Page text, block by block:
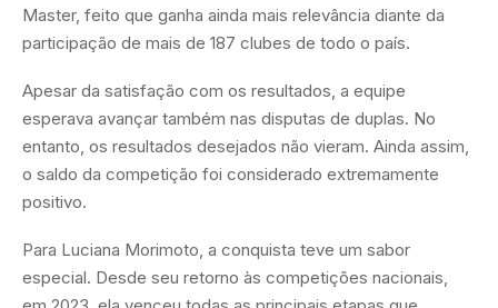
Master, feito que ganha ainda mais relevância diante da
participação de mais de 187 clubes de todo o país.
Apesar da satisfação com os resultados, a equipe
esperava avançar também nas disputas de duplas. No
entanto, os resultados desejados não vieram. Ainda assim,
o saldo da competição foi considerado extremamente
positivo.
Para Luciana Morimoto, a conquista teve um sabor
especial. Desde seu retorno às competições nacionais,